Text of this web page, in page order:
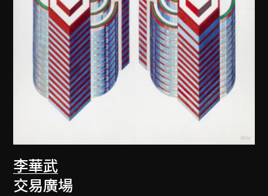
李華武
交易廣場